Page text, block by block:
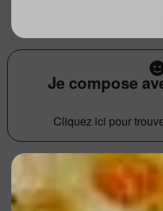
Je compose
Cliquez ici pour